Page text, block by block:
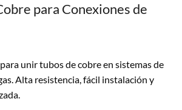
para Conexiones de
unir tubos de cobre en sistemas de
Alta resistencia, fácil instalación y